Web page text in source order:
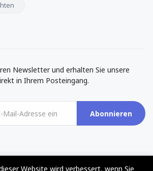
Newsletter und erhalten Sie unsere
in Ihrem Posteingang.
Abonnieren
Website wird verbessert, wenn Sie